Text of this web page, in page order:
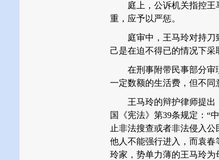
庭上，公诉机关指控王
重，应予以严惩。
庭审中，王马玲对持刀
己是在迫不得已的情况下
在刑事附带民事部分审
一定数额的生活费，但不
王马玲的辩护律师提出
国《宪法》第39条规定：“
止非法搜查或者非法侵入
他人不能强行进入，而袁
玲家，势单力薄的王马玲